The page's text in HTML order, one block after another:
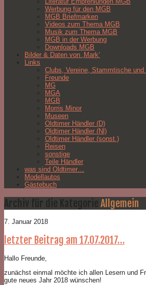
Werbung für den MGB
MGB Briefmarken
Videos zum Thema MGB
Musik zum Thema MGB
MGB in der Werbung
Downloads MGB
Bilder & Daten von ‚Mark‘
Links
Clubs, Vereine, Stammtische und
Freunde
MG
MGA
MGB
Morris Minor
Museen
Oldtimer Händler (D)
Oldtimer Händler (Nl)
Oldtimer Händler (sonst.)
Reisen
sonstige
Teile Händler
was sind Oldtimer…
Modellautos
Gästebuch
Archiv für die Kategorie Allgemein
7. Januar 2018
letzter Beitrag am 17.07.2017…
Hallo Freunde,
zunächst einmal möchte ich allen Lesern und
gute neues Jahr 2018 wünschen!